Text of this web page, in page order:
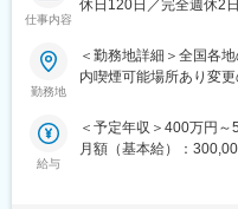
■配属先について：
要望を聞いた後、地域
す。
20代の若手から30代～
少人数のチームなので
仕事内容
休日120日／完全週休2
■業務概要：
以下の現場安全管理業
・現場パトロール・声
・社内外の作業員に対
勤務地
＜勤務地詳細＞全国各
内喫煙可能場所あり変
給与
＜予定年収＞400万円
月額（基本給）：